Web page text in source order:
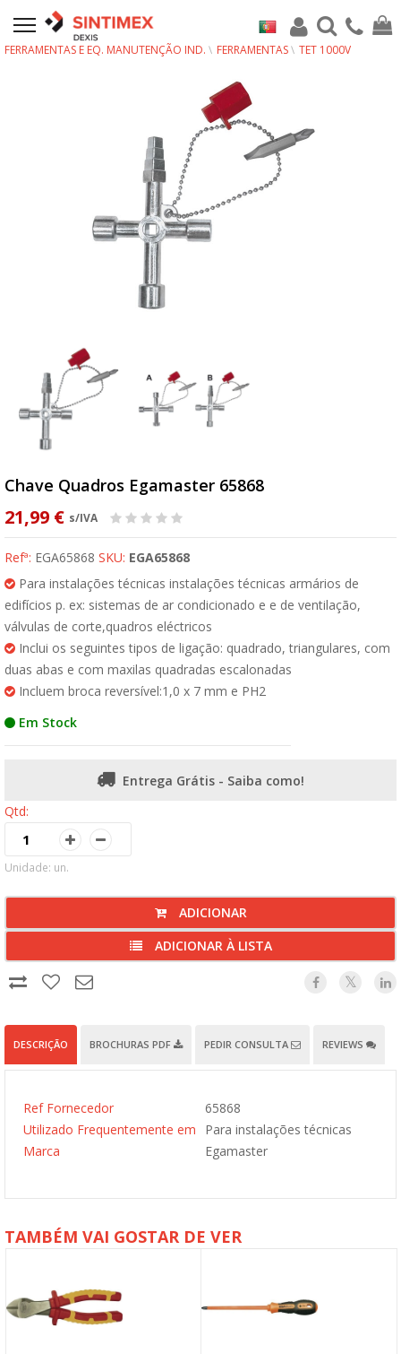
FERRAMENTAS E EQ. MANUTENÇÃO IND. FERRAMENTAS TET 1000V
Chave Quadros Egamaster 65868
21,99 € s/IVA
Refª: EGA65868 SKU: EGA65868
Para instalações técnicas instalações técnicas armários de
edifícios p. ex: sistemas de ar condicionado e e de ventilação,
válvulas de corte,quadros eléctricos
Inclui os seguintes tipos de ligação: quadrado, triangulares, com
duas abas e com maxilas quadradas escalonadas
Incluem broca reversível:1,0 x 7 mm e PH2
Em Stock
Entrega Grátis - Saiba como!
Qtd:
Unidade: un.
ADICIONAR
ADICIONAR À LISTA
DESCRIÇÃO BROCHURAS PDF PEDIR CONSULTA REVIEWS
Ref Fornecedor
65868
Utilizado Frequentemente em
Para instalações técnicas
Marca
Egamaster
TAMBÉM VAI GOSTAR DE VER